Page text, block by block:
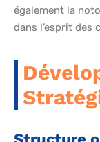
également la
dans l’esprit des